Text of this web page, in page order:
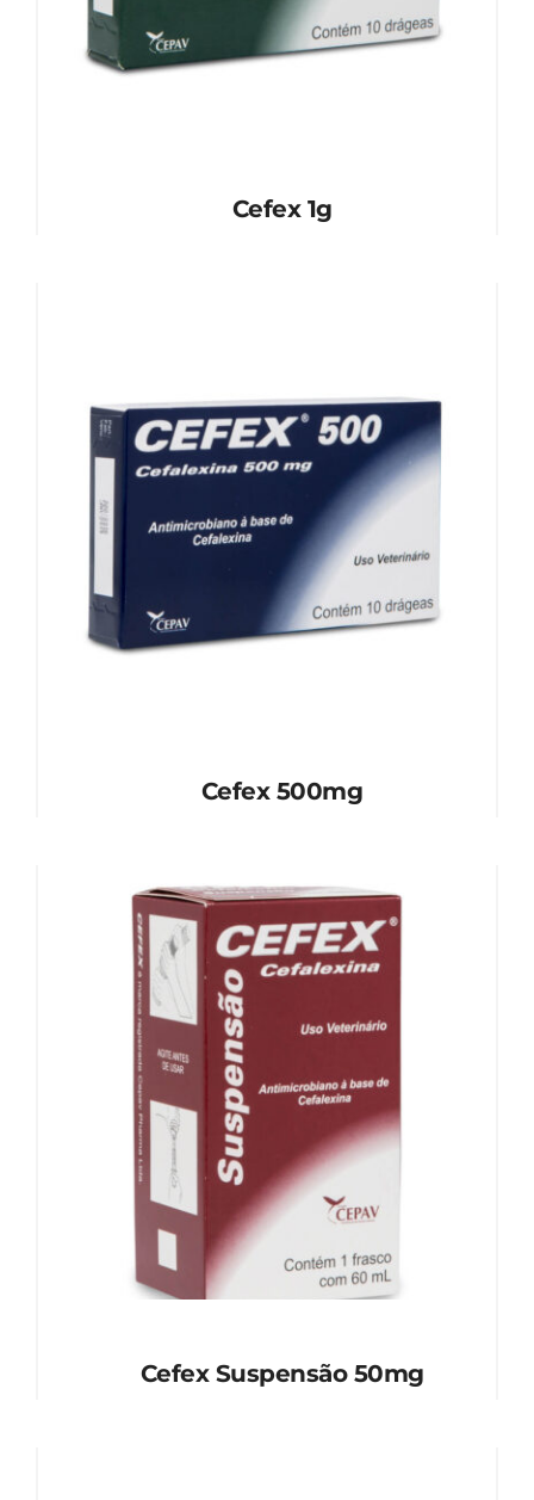
Cefex 1g
Cefex 500mg
Cefex Suspensão 50mg